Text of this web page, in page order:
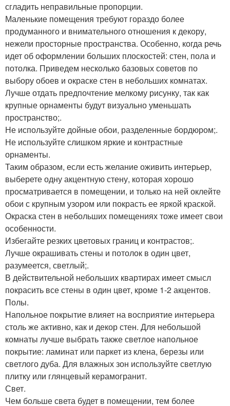
сгладить неправильные пропорции.
Маленькие помещения требуют гораздо более
продуманного и внимательного отношения к декору,
нежели просторные пространства. Особенно, когда речь
идет об оформлении больших плоскостей: стен, пола и
потолка. Приведем несколько базовых советов по
выбору обоев и окраске стен в небольших комнатах.
Лучше отдать предпочтение мелкому рисунку, так как
крупные орнаменты будут визуально уменьшать
пространство;.
Не используйте дойные обои, разделенные бордюром;.
Не используйте слишком яркие и контрастные
орнаменты.
Таким образом, если есть желание оживить интерьер,
выберете одну акцентную стену, которая хорошо
просматривается в помещении, и только на ней оклейте
обои с крупным узором или покрасть ее яркой краской.
Окраска стен в небольших помещениях тоже имеет свои
особенности.
Избегайте резких цветовых границ и контрастов;.
Лучше окрашивать стены и потолок в один цвет,
разумеется, светлый;.
В действительной небольших квартирах имеет смысл
покрасить все стены в один цвет, кроме 1-2 акцентов.
Полы.
Напольное покрытие влияет на восприятие интерьера
столь же активно, как и декор стен. Для небольшой
комнаты лучше выбрать также светлое напольное
покрытие: ламинат или паркет из клена, березы или
светлого дуба. Для влажных зон используйте светлую
плитку или глянцевый керамогранит.
Свет.
Чем больше света будет в помещении, тем более